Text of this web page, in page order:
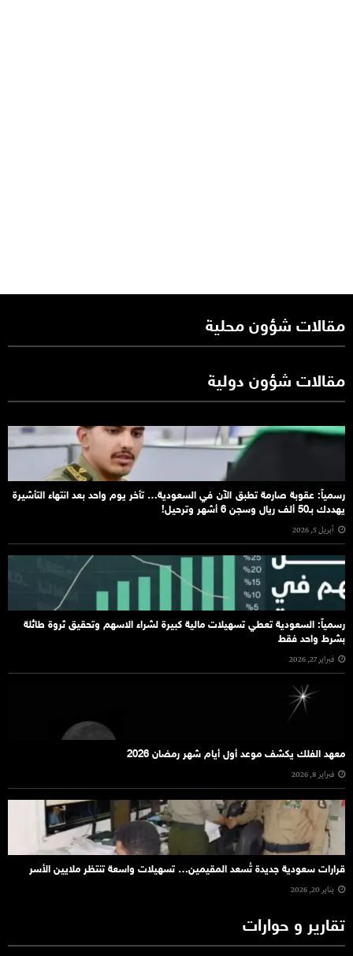
مقالات شؤون محلية
مقالات شؤون دولية
رسمياً: عقوبة صارمة تطبق الآن في السعودية… تأخر يوم واحد بعد انتهاء التأشيرة
يهددك بـ50 ألف ريال وسجن 6 أشهر وترحيل!
أبريل 5, 2026
رسمياً: السعودية تعطي تسهيلات مالية كبيرة لشراء الاسهم وتحقيق ثروة طائلة
بشرط واحد فقط
فبراير 27, 2026
معهد الفلك يكشف موعد أول أيام شهر رمضان 2026
فبراير 8, 2026
قرارات سعودية جديدة تُسعد المقيمين… تسهيلات واسعة تنتظر ملايين الأسر
يناير 20, 2026
تقارير و حوارات